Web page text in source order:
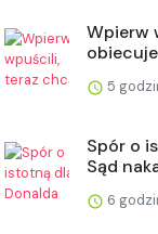
Wpierw
5
Spór o
Sąd
6